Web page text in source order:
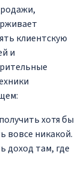
клиентскую
и
хотя бы
вовсе никакой.
доход там, где